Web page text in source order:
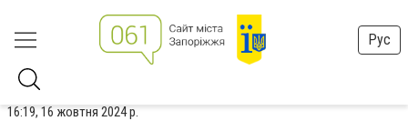
Рус
16:19, 16 жовтня 2024 р.